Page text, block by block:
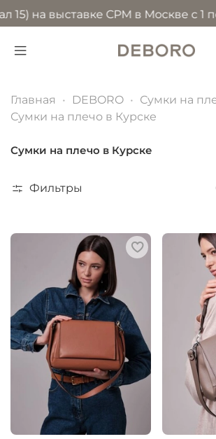
выставке CPM в Москве с 1 по 4
Главная DEBORO
Сумки на
Сумки на плечо в Курске
Сумки на плечо в Курске
Фильтры